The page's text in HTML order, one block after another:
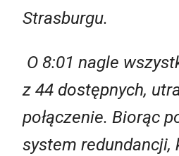
Strasburgu.
O 8:01 nagle
z 44 dostępnych,
połączenie. Biorąc
system redundancji,